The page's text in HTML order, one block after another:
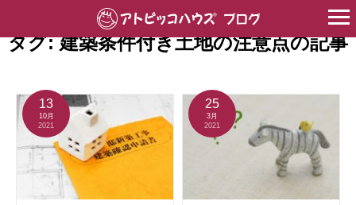
建築条件付き土地の注意点
タグ:建築条件付き土地の注意点の記事
13
10月
2021
25
3月
2021